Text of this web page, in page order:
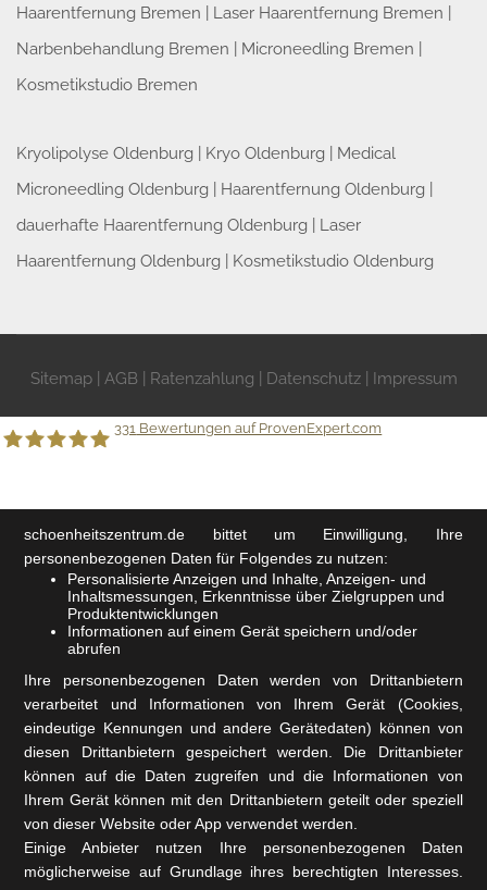
Haarentfernung Bremen
Laser Haarentfernung Bremen
Narbenbehandlung Bremen
Microneedling Bremen
Kosmetikstudio Bremen
Kryolipolyse Oldenburg Kryo Oldenburg
Medical
Microneedling Oldenburg
Haarentfernung Oldenburg
dauerhafte Haarentfernung Oldenburg
Laser
Haarentfernung Oldenburg
Kosmetikstudio Oldenburg
Sitemap| AGB Ratenzahlung Datenschutz Impressum
331 Bewertungen auf ProvenExpert.com
schoenheitszentrum.de bittet um Einwilligung, Ihre
personenbezogenen Daten für Folgendes zu nutzen:
Personalisierte Anzeigen und Inhalte, Anzeigen- und
Inhaltsmessungen, Erkenntnisse über Zielgruppen und
Produktentwicklungen
Informationen auf einem Gerät speichern und/oder
abrufen
Ihre personenbezogenen Daten werden von Drittanbietern
verarbeitet und Informationen von Ihrem Gerät (Cookies,
eindeutige Kennungen und andere Gerätedaten) können von
diesen Drittanbietern gespeichert werden. Die Drittanbieter
können auf die Daten zugreifen und die Informationen von
Ihrem Gerät können mit den Drittanbietern geteilt oder speziell
von dieser Website oder App verwendet werden.
Einige Anbieter nutzen Ihre personenbezogenen Daten
möglicherweise auf Grundlage ihres berechtigten Interesses.